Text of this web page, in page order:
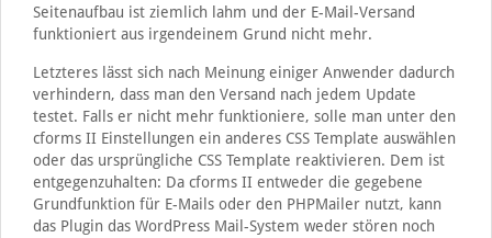
Seitenaufbau ist ziemlich lahm und der E-Mail-Versand
funktioniert aus irgendeinem Grund nicht mehr.
Letzteres lässt sich nach Meinung einiger Anwender dadurch
verhindern, dass man den Versand nach jedem Update
testet. Falls er nicht mehr funktioniere, solle man unter den
cforms II Einstellungen ein anderes CSS Template auswählen
oder das ursprüngliche CSS Template reaktivieren. Dem ist
entgegenzuhalten: Da cforms II entweder die gegebene
Grundfunktion für E-Mails oder den PHPMailer nutzt, kann
das Plugin das WordPress Mail-System weder stören noch